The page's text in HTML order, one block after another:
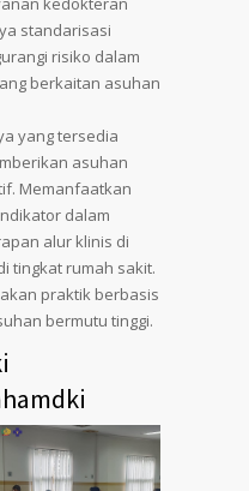
standarisasi
risiko dalam
berkaitan asuhan
yang tersedia
asuhan
Memanfaatkan
dalam
alur klinis di
tingkat rumah sakit.
praktik berbasis
bermutu tinggi.